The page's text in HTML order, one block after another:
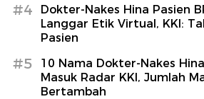
#4
Dokter-Nakes Hina Pasien
Langgar Etik Virtual, KKI:
Pasien
#5
10 Nama Dokter-Nakes
Masuk Radar KKI, Jumlah
Bertambah